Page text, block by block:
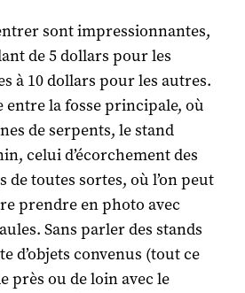
sont impressionnantes,
de 5 dollars pour les
à 10 dollars pour les autres.
entre la fosse principale, où
de serpents, le stand
celui d’écorchement des
de toutes sortes, où l’on peut
prendre en photo avec
Sans parler des stands
d’objets convenus (tout ce
près ou de loin avec le